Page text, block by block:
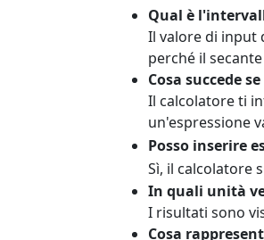
Qual è
Il valore di input
perché il
Cosa succede
Il calcolatore ti
un'espressione
Posso inserire
Sì, il calcolatore
In quali unità
I risultati sono
Cosa